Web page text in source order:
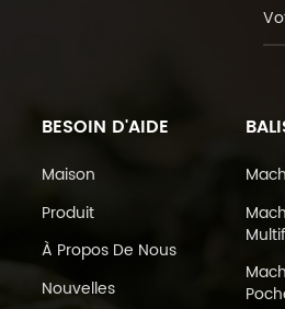
BESOIN D'AIDE
Maison
Produit
À Propos De Nous
Nouvelles